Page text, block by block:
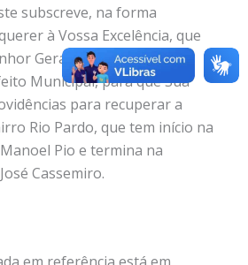
subscreve, na forma
à Vossa Excelência, que
Geraldo Donizete de
Municipal, para que Sua
para recuperar a
Rio Pardo, que tem início na
Pio e termina na
Cassemiro.
em referência está em